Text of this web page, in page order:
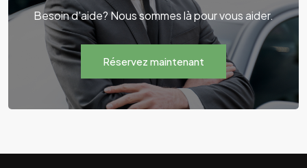
Besoin d'aide? Nous sommes là pour vous aider.
Réservez maintenant